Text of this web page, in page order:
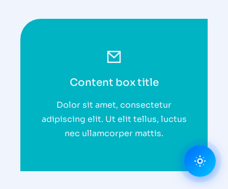
Content box title
Dolor sit amet, consectetur
adipiscing elit. Ut elit tellus, luctus
nec ullamcorper mattis.